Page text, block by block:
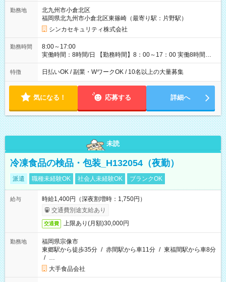
以上の社員に月1万円 ※有給休暇を除く ◆ファミリーサポート
あり ┗障害をもつ子を育てる社員に月1万円 ◆チャイルドサポー
トプランあり ┗自身/妻が不妊治療をしている社員に対し、 特
別休暇と治療費の補助 【試用期間】試用期間あり 試用期間の長
さ：3ヶ月 雇用形態、給与は本採用時と同じです。
勤務地
北九州市小倉北区
福岡県北九州市小倉北区東篠崎（最寄り駅：片野駅）
シンカセキュリティ株式会社
勤務時間
8:00～17:00
実働時間：8時間/日 【勤務時間】8：00～17：00 実働8時間／
休憩1時間 ☆週2日～勤務OK！ ☆残業少なめ（月平均1～5時
間） 3か月以内の短期間勤務もOK★ ＊週4日以上働ける方のみ
特徴 日払いOK / 副業・WワークOK / 10名以上の大量募集
気になる！ 応募する 詳細へ
未読
冷凍食品の検品・包装_H132054（夜勤）
派遣 職種未経験OK 社会人未経験OK ブランクOK
給与
時給1,400円（深夜割増時：1,750円）
交通費別途支給あり
交通費 上限あり(月額)30,000円
勤務地
福岡県宗像市
東郷駅から徒歩35分 / 赤間駅から車11分 / 東福間駅から車8分
/ …
大手食品会社